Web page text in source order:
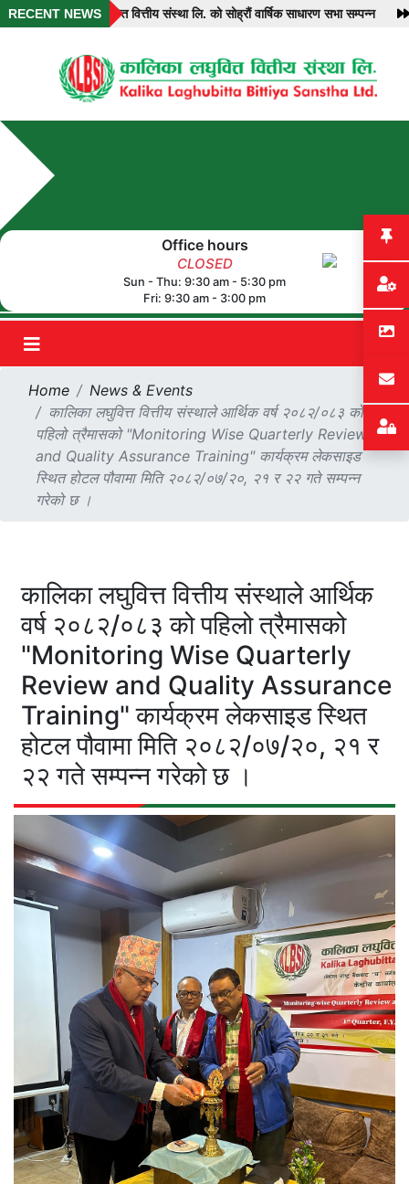
कालिका लघुवित्त वित्तीय संस्था लि. को सोह्रौं वार्षिक साधारण सभा सम्पन्न
RECENT NEWS
Office hours
CLOSED
Sun - Thu: 9:30 am - 5:30 pm
Fri: 9:30 am - 3:00 pm
Home
News & Events
कालिका लघुवित्त वित्तीय संस्थाले आर्थिक वर्ष २०८२/०८३ को
पहिलो त्रैमासको "Monitoring Wise Quarterly Review
and Quality Assurance Training" कार्यक्रम लेकसाइड
स्थित होटल पौवामा मिति २०८२/०७/२०, २१ र २२ गते सम्पन्न
गरेको छ ।
कालिका लघुवित्त वित्तीय संस्थाले आर्थिक
वर्ष २०८२/०८३ को पहिलो त्रैमासको
"Monitoring Wise Quarterly
Review and Quality Assurance
Training" कार्यक्रम लेकसाइड स्थित
होटल पौवामा मिति २०८२/०७/२०, २१ र
२२ गते सम्पन्न गरेको छ ।